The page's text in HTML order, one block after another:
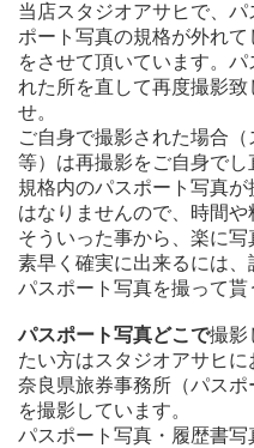
当店スタジオアサヒで、
ポート写真の規格が外れ
をさせて頂いています。
れた所を直して再度撮影
せ。
ご自身で撮影された場合
等）は再撮影をご自身でし
規格内のパスポート写真
はなりませんので、時間や
そういった事から、楽に
素早く確実に出来るには
パスポート写真を撮って貰
パスポート写真どこで撮影
たい方はスタジオアサヒに
奈良県旅券事務所（パス
を撮影しています。
パスポート写真・履歴書